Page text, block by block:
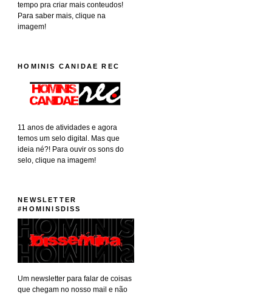
tempo pra criar mais conteudos!
Para saber mais, clique na
imagem!
HOMINIS CANIDAE REC
11 anos de atividades e agora
temos um selo digital. Mas que
ideia né?! Para ouvir os sons do
selo, clique na imagem!
NEWSLETTER
#HOMINISDISS
Um newsletter para falar de coisas
que chegam no nosso mail e não